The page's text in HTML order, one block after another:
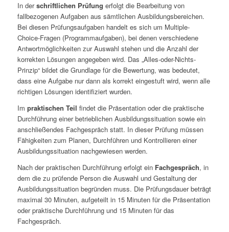
In derschriftlichen Prüfung erfolgt die Bearbeitung von
fallbezogenen Aufgaben aus sämtlichen Ausbildungsbereichen.
Bei diesen Prüfungsaufgaben handelt es sich um Multiple-
Choice-Fragen (Programmaufgaben), bei denen verschiedene
Antwortmöglichkeiten zur Auswahl stehen und die Anzahl der
korrekten Lösungen angegeben wird. Das „Alles-oder-Nichts-
Prinzip“ bildet die Grundlage für die Bewertung, was bedeutet,
dass eine Aufgabe nur dann als korrekt eingestuft wird, wenn alle
richtigen Lösungen identifiziert wurden.
Im praktischen Teil findet die Präsentation oder die praktische
Durchführung einer betrieblichen Ausbildungssituation sowie ein
anschließendes Fachgespräch statt. In dieser Prüfung müssen
Fähigkeiten zum Planen, Durchführen und Kontrollieren einer
Ausbildungssituation nachgewiesen werden.
Nach der praktischen Durchführung erfolgt ein Fachgespräch, in
dem die zu prüfende Person die Auswahl und Gestaltung der
Ausbildungssituation begründen muss. Die Prüfungsdauer beträgt
maximal 30 Minuten, aufgeteilt in 15 Minuten für die Präsentation
oder praktische Durchführung und 15 Minuten für das
Fachgespräch.